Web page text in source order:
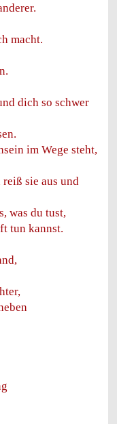
macht.
dich so schwer
im Wege steht,
sie aus und
was du tust,
tun kannst.